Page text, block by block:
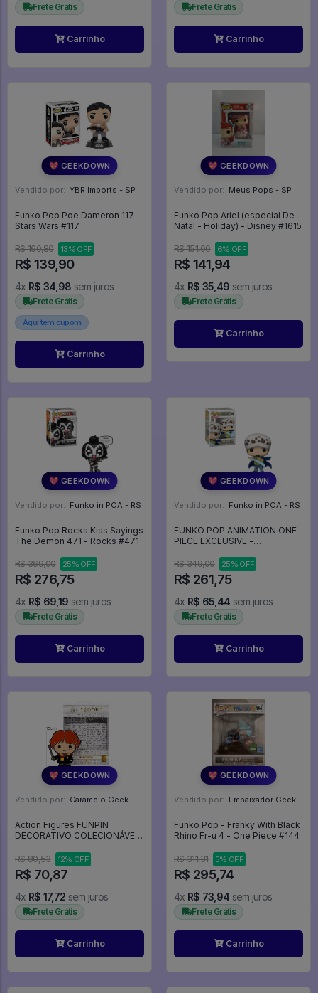
Frete Grátis
Carrinho
Frete Grátis
Carrinho
💖 GEEKDOWN
Vendido por: YBR Imports - SP
Funko Pop Poe Dameron 117 -
Stars Wars #117
R$ 160,80 13% OFF
R$ 139,90
4x R$ 34,98 sem juros
Frete Grátis
Aqui tem cupom
Carrinho
💖 GEEKDOWN
Vendido por: Meus Pops - SP
Funko Pop Ariel (especial De
Natal - Holiday) - Disney #1615
R$ 151,00 6% OFF
R$ 141,94
4x R$ 35,49 sem juros
Frete Grátis
Carrinho
💖 GEEKDOWN
Vendido por: Funko in POA - RS
Funko Pop Rocks Kiss Sayings
The Demon 471 - Rocks #471
R$ 369,00 25% OFF
R$ 276,75
4x R$ 69,19 sem juros
Frete Grátis
Carrinho
💖 GEEKDOWN
Vendido por: Funko in POA - RS
FUNKO POP ANIMATION ONE
PIECE EXCLUSIVE -
- Animation #1894
R$ 349,00 25% OFF
R$ 261,75
4x R$ 65,44 sem juros
Frete Grátis
Carrinho
💖 GEEKDOWN
Vendido por: Caramelo Geek - DF
Action Figures FUNPIN
DECORATIVO COLECIONÁVEL
Zona Criativa
R$ 80,53 12% OFF
R$ 70,87
4x R$ 17,72 sem juros
Frete Grátis
Carrinho
💖 GEEKDOWN
Vendido por: Embaixador Geek - SP
Funko Pop - Franky With Black
Rhino Fr-u 4 - One Piece #144
R$ 311,31 5% OFF
R$ 295,74
4x R$ 73,94 sem juros
Frete Grátis
Carrinho